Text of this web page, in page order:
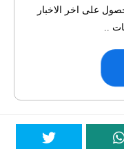
على اخر الاخبار
..